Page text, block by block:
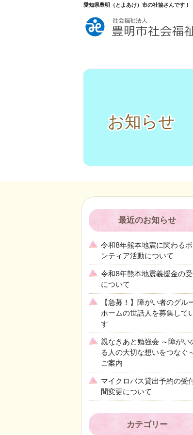
愛知県豊明（とよあけ）市の社協さんです！
お知らせ
最近のお知らせ
令和8年熊本地震に関わる
ンティア活動について
令和8年熊本地震義援金の
について
【急募！】障がい者のグル
ホームの世話人を募集して
す
親なきあと勉強会 ～障がい
る人の大切な想いをつなぐ
ご案内
マイクロバス貸出予約の受
間変更について
カテゴリー